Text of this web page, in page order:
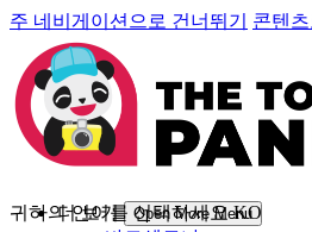
주 네비게이션으로 건너뛰기 콘텐츠
더 보기 Open More Menu
귀하의 언어를 선택하세요 KO